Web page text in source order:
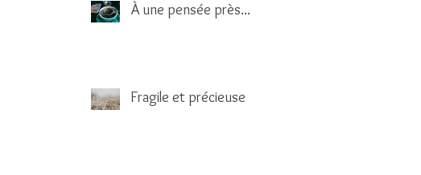
À une pensée près...
Fragile et précieuse